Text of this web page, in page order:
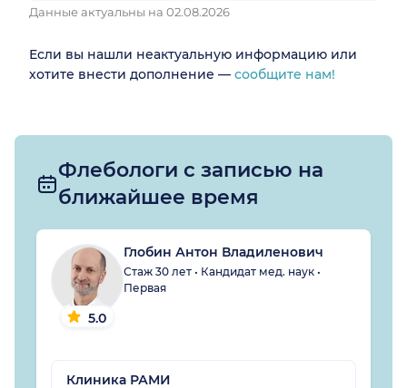
Данные актуальны на 02.08.2026
Если вы нашли неактуальную информацию или
хотите внести дополнение — сообщите нам!
Флебологи с записью на
ближайшее время
5.0
Глобин Антон Владиленович
Стаж 30 лет • Кандидат мед. наук •
Первая
Клиника РАМИ